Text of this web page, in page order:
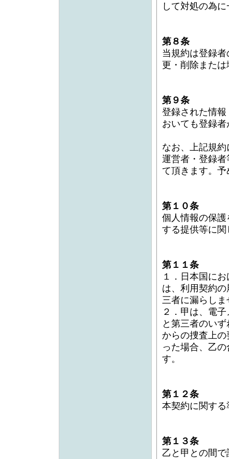
して対処の為
第８条
当規約は登録
更・削除また
第９条
登録された情
おいても登録
なお、上記規
運営者・登録者
て頂きます。
第１０条
個人情報の保
する提供等に
第１１条
１．日本国に
は、利用契約
三者に漏らしま
２．甲は、電
と第三者のい
からの捜査上
った場合、乙
す。
第１２条
本契約に関す
第１３条
乙と甲との間